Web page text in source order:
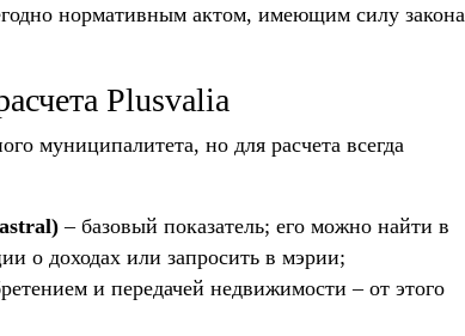
нормативным актом, имеющим силу закона
Plusvalia
муниципалитета, но для расчета всегда
– базовый показатель; его можно найти в
о доходах или запросить в мэрии;
и передачей недвижимости – от этого